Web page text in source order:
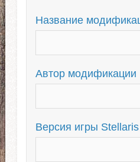
Название
Автор модификации
Версия игры Stellaris